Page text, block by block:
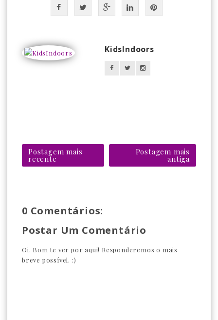
KidsIndoors
Postagem mais
recente
Postagem mais
antiga
0 Comentários:
Postar Um Comentário
Oi. Bom te ver por aqui! Responderemos o mais
breve possível. :)